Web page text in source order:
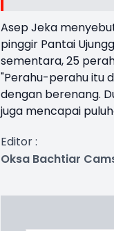
Asep Jeka
pinggir Pantai
sementara, 25
"Perahu-perahu itu
dengan berenang.
juga mencapai
Editor :
Oksa Bachtiar